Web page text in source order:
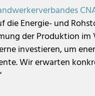
Energie- und
der Produktion im
investieren, um
Wir erwarten